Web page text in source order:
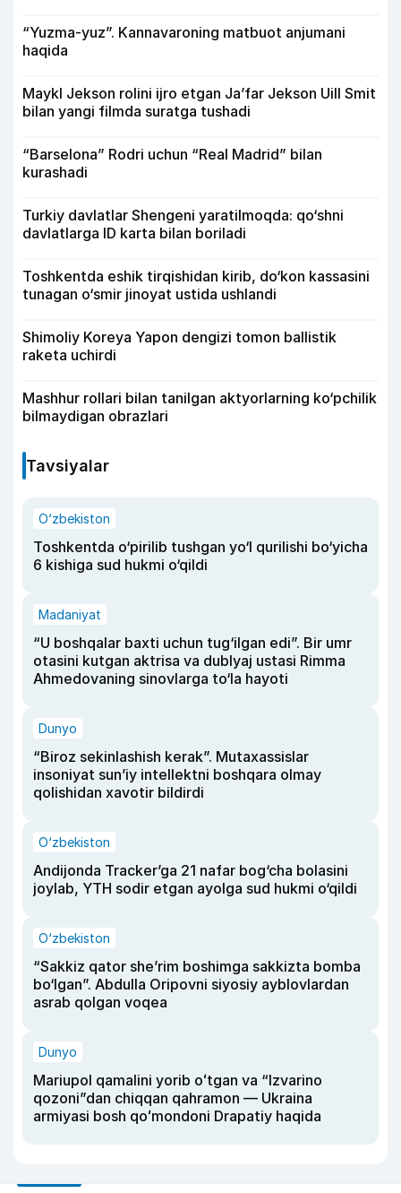
“Yuzma-yuz”. Kannavaroning matbuot anjumani
haqida
Maykl Jekson rolini ijro etgan Ja’far Jekson Uill Smit
bilan yangi filmda suratga tushadi
“Barselona” Rodri uchun “Real Madrid” bilan
kurashadi
Turkiy davlatlar Shengeni yaratilmoqda: qo‘shni
davlatlarga ID karta bilan boriladi
Toshkentda eshik tirqishidan kirib, do‘kon kassasini
tunagan o‘smir jinoyat ustida ushlandi
Shimoliy Koreya Yapon dengizi tomon ballistik
raketa uchirdi
Mashhur rollari bilan tanilgan aktyorlarning ko‘pchilik
bilmaydigan obrazlari
Tavsiyalar
O‘zbekiston
Toshkentda o‘pirilib tushgan yo‘l qurilishi bo‘yicha
6 kishiga sud hukmi o‘qildi
Madaniyat
“U boshqalar baxti uchun tug‘ilgan edi”. Bir umr
otasini kutgan aktrisa va dublyaj ustasi Rimma
Ahmedovaning sinovlarga to‘la hayoti
Dunyo
“Biroz sekinlashish kerak”. Mutaxassislar
insoniyat sun’iy intellektni boshqara olmay
qolishidan xavotir bildirdi
O‘zbekiston
Andijonda Tracker’ga 21 nafar bog‘cha bolasini
joylab, YTH sodir etgan ayolga sud hukmi o‘qildi
O‘zbekiston
“Sakkiz qator she’rim boshimga sakkizta bomba
bo‘lgan”. Abdulla Oripovni siyosiy ayblovlardan
asrab qolgan voqea
Dunyo
Mariupol qamalini yorib oʻtgan va “Izvarino
qozoni”dan chiqqan qahramon — Ukraina
armiyasi bosh qoʻmondoni Drapatiy haqida